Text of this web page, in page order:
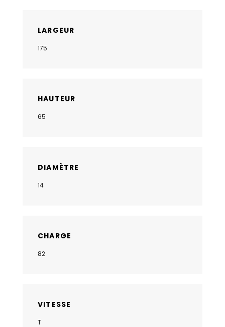
LARGEUR
175
HAUTEUR
65
DIAMÈTRE
14
CHARGE
82
VITESSE
T